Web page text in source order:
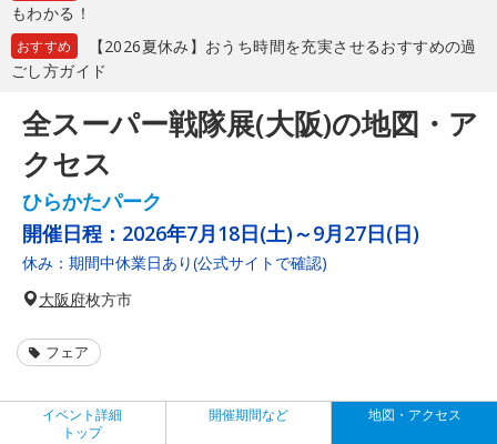
もわかる！
おすすめ
【2026夏休み】おうち時間を充実させるおすすめの過
ごし方ガイド
全スーパー戦隊展(大阪)の地図・ア
クセス
ひらかたパーク
開催日程： 2026年7月18日(土)～9月27日(日)
休み：期間中休業日あり(公式サイトで確認)
大阪府枚方市
フェア
イベント詳細
トップ
開催期間など 地図・アクセス